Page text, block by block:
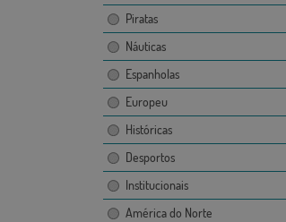
Piratas
Náuticas
Espanholas
Europeu
Históricas
Desportos
Institucionais
América do Norte